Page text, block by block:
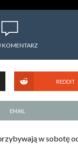
KOMENTARZ
REDDIT
EMAIL
w sobotę